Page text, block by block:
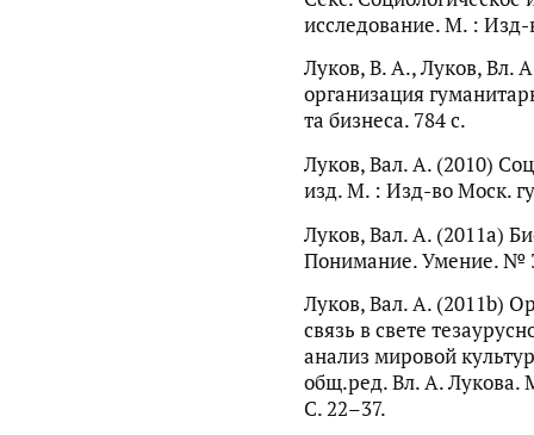
исследование. М. : Изд-
Луков, В. А., Луков, Вл.
организация
та бизнеса. 784 с.
Луков, Вал. А. (2010)
изд. М. : Изд-во Моск.
Луков, Вал. А. (2011a)
Понимание. Умение. №
Луков, Вал. А. (2011b)
связь в свете
анализ мировой
общ.ред. Вл. А. Лукова.
С. 22–37.